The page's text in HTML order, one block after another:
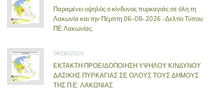
Παραμένει υψηλός ο κίνδυνος πυρκαγιάς σε όλη τη
Λακωνία και την Πέμπτη 06-08-2026 -Δελτίο Τύπου
ΠΕ Λακωνίας
04/08/2026
ΕΚΤΑΚΤΗ ΠΡΟΕΙΔΟΠΟΙΗΣΗ ΥΨΗΛΟΥ ΚΙΝΔΥΝΟΥ
ΔΑΣΙΚΗΣ ΠΥΡΚΑΓΙΑΣ ΣΕ ΟΛΟΥΣ ΤΟΥΣ ΔΗΜΟΥΣ
ΤΗΣ Π.Ε. ΛΑΚΩΝΙΑΣ